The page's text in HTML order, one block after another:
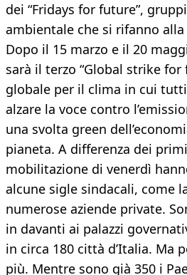
dei “Fridays for future”,
ambientale che si rifanno alla
Dopo il 15 marzo e il 20
sarà il terzo “Global strike for
globale per il clima in cui
alzare la voce contro
una svolta green
pianeta. A differenza dei
mobilitazione di venerdì
alcune sigle sindacali, come
numerose aziende private.
in davanti ai palazzi
in circa 180 città d’Italia. Ma
più. Mentre sono già 350 i